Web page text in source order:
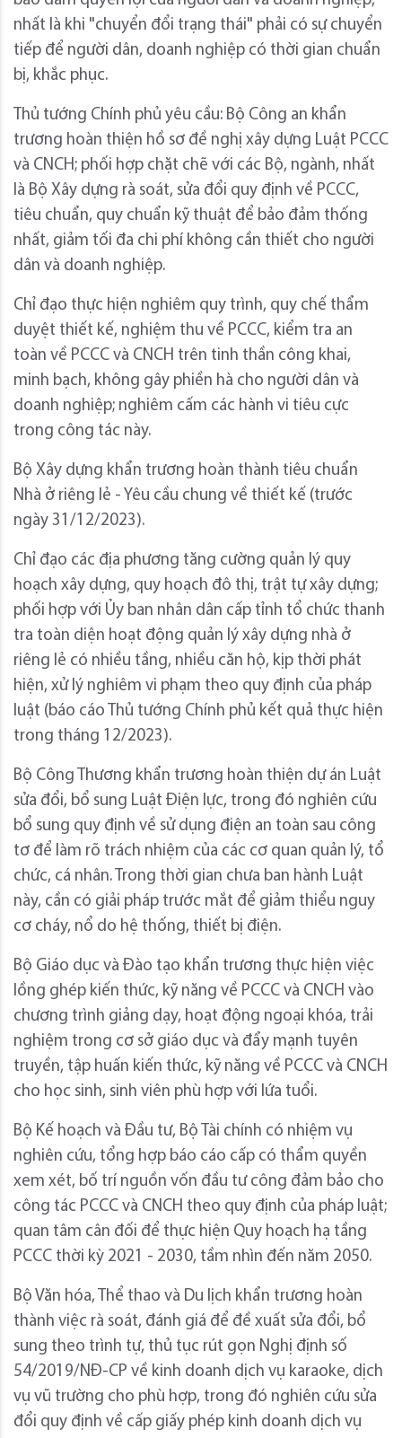
nhất là khi "chuyển đổi trạng thái" phải có sự chuyển
tiếp để người dân, doanh nghiệp có thời gian chuẩn
bị, khắc phục.
Thủ tướng Chính phủ yêu cầu: Bộ Công an khẩn
trương hoàn thiện hồ sơ đề nghị xây dựng Luật PCCC
và CNCH; phối hợp chặt chẽ với các Bộ, ngành, nhất
là Bộ Xây dựng rà soát, sửa đổi quy định về PCCC,
tiêu chuẩn, quy chuẩn kỹ thuật để bảo đảm thống
nhất, giảm tối đa chi phí không cần thiết cho người
dân và doanh nghiệp.
Chỉ đạo thực hiện nghiêm quy trình, quy chế thẩm
duyệt thiết kế, nghiệm thu về PCCC, kiểm tra an
toàn về PCCC và CNCH trên tinh thần công khai,
minh bạch, không gây phiền hà cho người dân và
doanh nghiệp; nghiêm cấm các hành vi tiêu cực
trong công tác này.
Bộ Xây dựng khẩn trương hoàn thành tiêu chuẩn
Nhà ở riêng lẻ - Yêu cầu chung về thiết kế (trước
ngày 31/12/2023).
Chỉ đạo các địa phương tăng cường quản lý quy
hoạch xây dựng, quy hoạch đô thị, trật tự xây dựng;
phối hợp với Ủy ban nhân dân cấp tỉnh tổ chức thanh
tra toàn diện hoạt động quản lý xây dựng nhà ở
riêng lẻ có nhiều tầng, nhiều căn hộ, kịp thời phát
hiện, xử lý nghiêm vi phạm theo quy định của pháp
luật (báo cáo Thủ tướng Chính phủ kết quả thực hiện
trong tháng 12/2023).
Bộ Công Thương khẩn trương hoàn thiện dự án Luật
sửa đổi, bổ sung Luật Điện lực, trong đó nghiên cứu
bổ sung quy định về sử dụng điện an toàn sau công
tơ để làm rõ trách nhiệm của các cơ quan quản lý, tổ
chức, cá nhân. Trong thời gian chưa ban hành Luật
này, cần có giải pháp trước mắt để giảm thiểu nguy
cơ cháy, nổ do hệ thống, thiết bị điện.
Bộ Giáo dục và Đào tạo khẩn trương thực hiện việc
lồng ghép kiến thức, kỹ năng về PCCC và CNCH vào
chương trình giảng dạy, hoạt động ngoại khóa, trải
nghiệm trong cơ sở giáo dục và đẩy mạnh tuyên
truyền, tập huấn kiến thức, kỹ năng về PCCC và CNCH
cho học sinh, sinh viên phù hợp với lứa tuổi.
Bộ Kế hoạch và Đầu tư, Bộ Tài chính có nhiệm vụ
nghiên cứu, tổng hợp báo cáo cấp có thẩm quyền
xem xét, bố trí nguồn vốn đầu tư công đảm bảo cho
công tác PCCC và CNCH theo quy định của pháp luật;
quan tâm cân đối để thực hiện Quy hoạch hạ tầng
PCCC thời kỳ 2021 - 2030, tầm nhìn đến năm 2050.
Bộ Văn hóa, Thể thao và Du lịch khẩn trương hoàn
thành việc rà soát, đánh giá để đề xuất sửa đổi, bổ
sung theo trình tự, thủ tục rút gọn Nghị định số
54/2019/NĐ-CP về kinh doanh dịch vụ karaoke, dịch
vụ vũ trường cho phù hợp, trong đó nghiên cứu sửa
đổi quy định về cấp giấy phép kinh doanh dịch vụ